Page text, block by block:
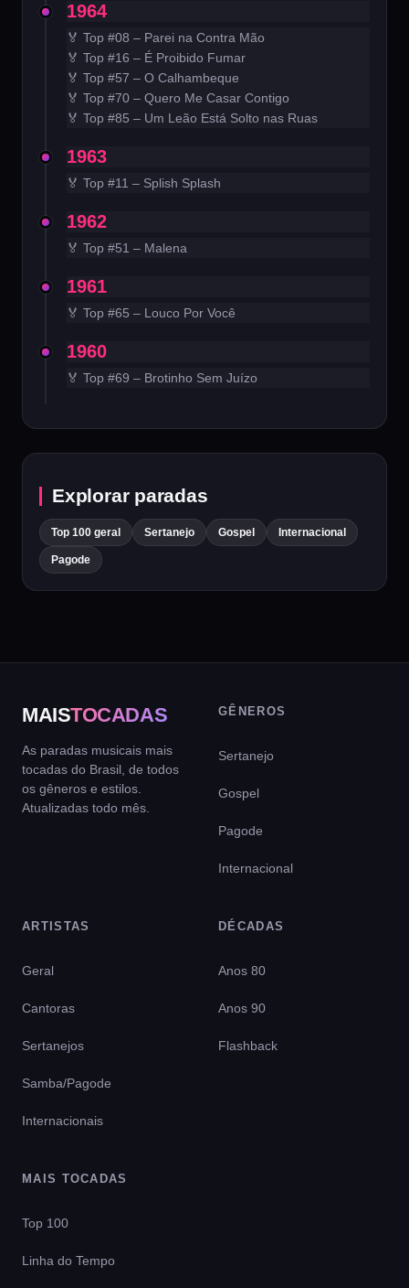
1964
🏅 Top #08 – Parei na Contra Mão
🏅 Top #16 – É Proibido Fumar
🏅 Top #57 – O Calhambeque
🏅 Top #70 – Quero Me Casar Contigo
🏅 Top #85 – Um Leão Está Solto nas Ruas
1963
🏅 Top #11 – Splish Splash
1962
🏅 Top #51 – Malena
1961
🏅 Top #65 – Louco Por Você
1960
🏅 Top #69 – Brotinho Sem Juízo
Explorar paradas
Top 100 geral Sertanejo Gospel Internacional
Pagode
MAISTOCADAS
As paradas musicais mais
tocadas do Brasil, de todos
os gêneros e estilos.
Atualizadas todo mês.
GÊNEROS
Sertanejo
Gospel
Pagode
Internacional
ARTISTAS
Geral
Cantoras
Sertanejos
Samba/Pagode
Internacionais
DÉCADAS
Anos 80
Anos 90
Flashback
MAIS TOCADAS
Top 100
Linha do Tempo